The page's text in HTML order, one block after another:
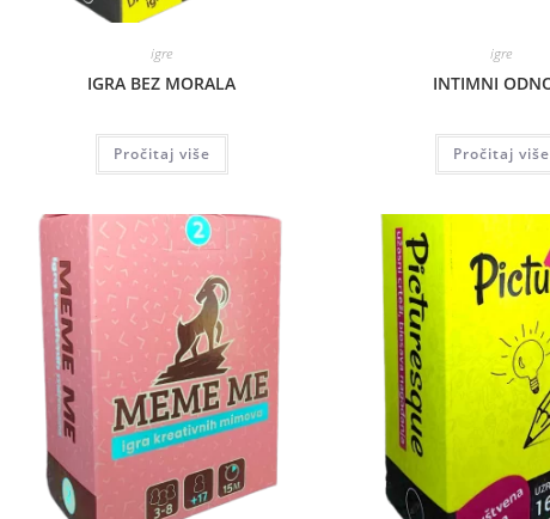
igre
IGRA BEZ MORALA
Pročitaj više
igre
INTIMNI
Pročitaj više